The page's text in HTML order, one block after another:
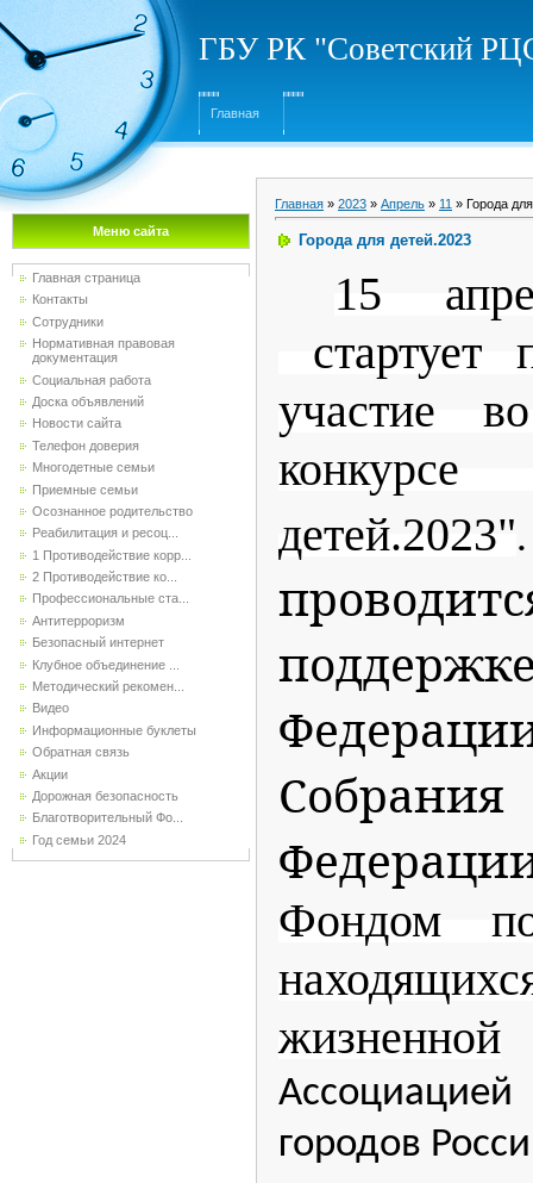
ГБУ РК "Советский
Главная
Меню сайта
Главная страница
Контакты
Сотрудники
Нормативная правовая
документация
Социальная работа
Доска объявлений
Новости сайта
Телефон доверия
Многодетные семьи
Приемные семьи
Осознанное родительство
Реабилитация и ресоц...
1 Противодействие корр...
2 Противодействие ко...
Профессиональные ста...
Антитерроризм
Безопасный интернет
Клубное объединение ...
Методический рекомен...
Видео
Информационные буклеты
Обратная связь
Акции
Дорожная безопасность
Благотворительный Фо...
Год семьи 2024
Главная » 2023 » Апрель » 11 » Города
Города для детей.2023
15
стартует
участие
детей.2023"
Фондом
жизненной
городов